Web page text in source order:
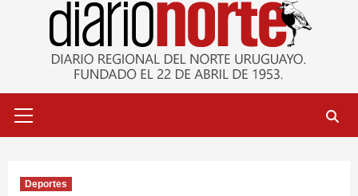
primario
Deportes